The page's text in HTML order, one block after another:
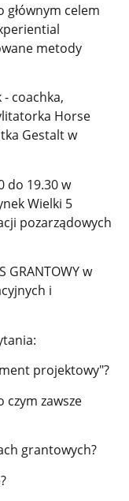
celem
metody
- coachka,
Horse
Gestalt w
do 19.30 w
Wielki 5
pozarządowych
GRANTOWY w
i
projektowy"?
zawsze
grantowych?